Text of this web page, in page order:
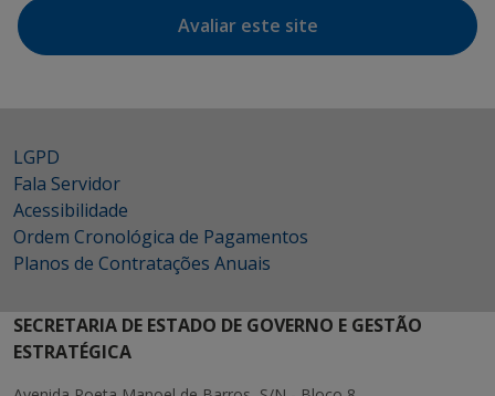
Avaliar este site
LGPD
Fala Servidor
Acessibilidade
Ordem Cronológica de Pagamentos
Planos de Contratações Anuais
SECRETARIA DE ESTADO DE GOVERNO E GESTÃO
ESTRATÉGICA